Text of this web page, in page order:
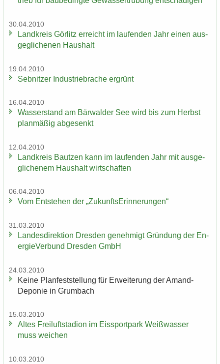
30.04.2010
Land­kreis Gör­litz er­reicht im lau­fen­den Jahr einen aus­
ge­gli­che­nen Haus­halt
19.04.2010
Seb­nit­zer In­dus­trie­bra­che er­grünt
16.04.2010
Was­ser­stand am Bär­wal­der See wird bis zum Herbst
plan­mä­ßig ab­ge­senkt
12.04.2010
Land­kreis Baut­zen kann im lau­fen­den Jahr mit aus­ge­
gli­che­nem Haus­halt wirt­schaf­ten
06.04.2010
Vom Ent­ste­hen der „Zu­kunfts­Er­in­ne­run­gen“
31.03.2010
Lan­des­di­rek­ti­on Dres­den ge­neh­migt Grün­dung der En­
er­gie­Ver­bund Dres­den GmbH
24.03.2010
Keine Plan­fest­stel­lung für Er­wei­te­rung der Amand-​
Deponie in Grum­bach
15.03.2010
Altes Frei­luft­sta­di­on im Eis­sport­park Weiß­was­ser
muss wei­chen
10.03.2010